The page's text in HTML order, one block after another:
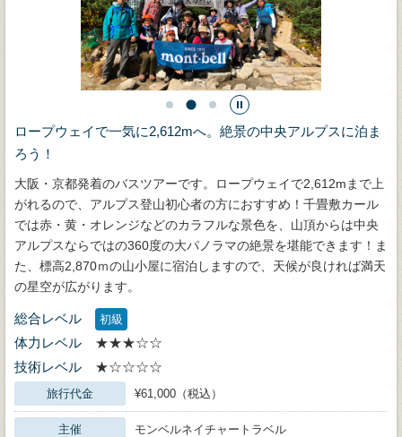
ロープウェイで一気に2,612mへ。絶景の中央アルプスに泊ま
ろう！
大阪・京都発着のバスツアーです。ロープウェイで2,612mまで上
がれるので、アルプス登山初心者の方におすすめ！千畳敷カール
では赤・黄・オレンジなどのカラフルな景色を、山頂からは中央
アルプスならではの360度の大パノラマの絶景を堪能できます！ま
た、標高2,870ｍの山小屋に宿泊しますので、天候が良ければ満天
の星空が広がります。
総合レベル 初級
体力レベル
★★★☆☆
技術レベル
★☆☆☆☆
旅行代金 ¥61,000（税込）
主催 モンベルネイチャートラベル